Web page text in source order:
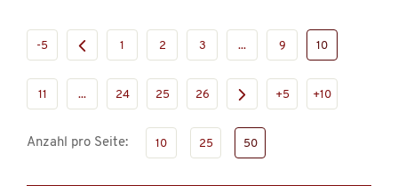
-5 1 2 3 ... 9 10
11 ... 24 25 26 +5 +10
Anzahl pro Seite: 10 25 50